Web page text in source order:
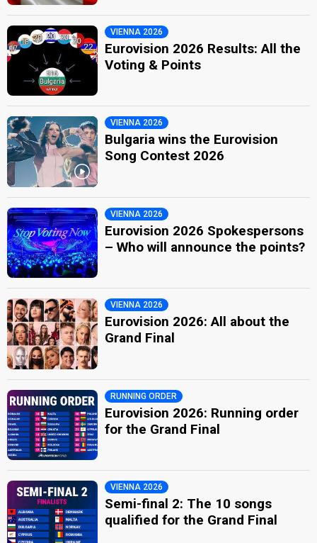
VIENNA 2026
Eurovision 2026 Results: All the
Voting & Points
VIENNA 2026
Bulgaria wins the Eurovision
Song Contest 2026
VIENNA 2026
Eurovision 2026 Spokespersons
– Who will announce the points?
VIENNA 2026
Eurovision 2026: All about the
Grand Final
RUNNING ORDER
Eurovision 2026: Running order
for the Grand Final
VIENNA 2026
Semi-final 2: The 10 songs
qualified for the Grand Final